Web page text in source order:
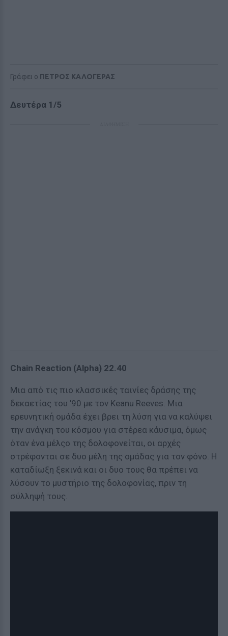
Γράφει ο ΠΕΤΡΟΣ ΚΑΛΟΓΕΡΑΣ
Δευτέρα 1/5
Chain Reaction (Alpha) 22.40
Μια από τις πιο κλασσικές ταινίες δράσης της
δεκαετίας του '90 με τον Keanu Reeves. Μια
ερευνητική ομάδα έχει βρει τη λύση για να καλύψει
την ανάγκη του κόσμου για στέρεα κάυσιμα, όμως
όταν ένα μέλςο της δολοφονείται, οι αρχές
στρέφονται σε δυο μέλη της ομάδας για τον φόνο. Η
καταδίωξη ξεκινά και οι δυο τους θα πρέπει να
λύσουν το μυστήριο της δολοφονίας, πριν τη
σύλληψή τους.